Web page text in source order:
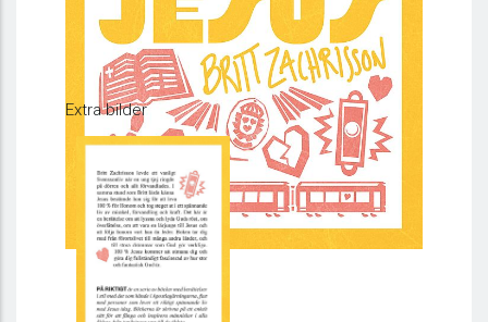
Extra bilder